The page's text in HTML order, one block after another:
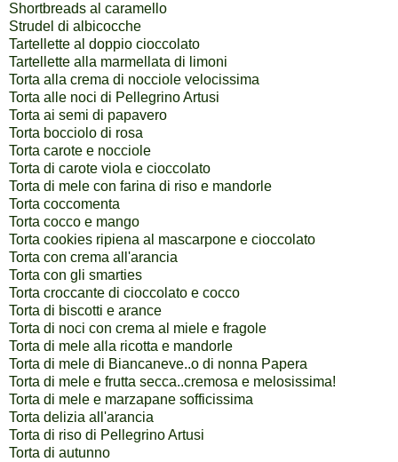
Shortbreads al caramello
Strudel di albicocche
Tartellette al doppio cioccolato
Tartellette alla marmellata di limoni
Torta alla crema di nocciole velocissima
Torta alle noci di Pellegrino Artusi
Torta ai semi di papavero
Torta bocciolo di rosa
Torta carote e nocciole
Torta di carote viola e cioccolato
Torta di mele con farina di riso e mandorle
Torta coccomenta
Torta cocco e mango
Torta cookies ripiena al mascarpone e cioccolato
Torta con crema all'arancia
Torta con gli smarties
Torta croccante di cioccolato e cocco
Torta di biscotti e arance
Torta di noci con crema al miele e fragole
Torta di mele alla ricotta e mandorle
Torta di mele di Biancaneve..o di nonna Papera
Torta di mele e frutta secca..cremosa e melosissima!
Torta di mele e marzapane sofficissima
Torta delizia all'arancia
Torta di riso di Pellegrino Artusi
Torta di autunno